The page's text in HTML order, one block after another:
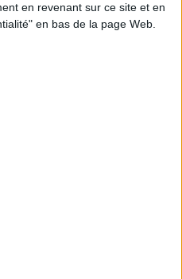
en revenant sur ce site et en
en bas de la page Web.
END SPA ET GASTRONOMIE